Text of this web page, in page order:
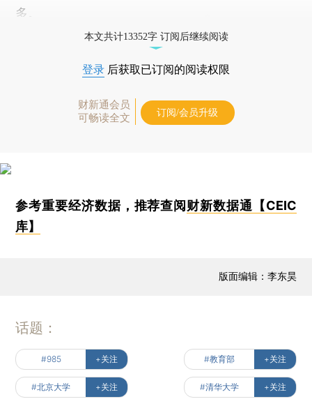
多。
本文共计13352字 订阅后继续阅读
登录 后获取已订阅的阅读权限
财新通会员
可畅读全文
订阅/会员升级
参考重要经济数据，推荐查阅 财新数据通【CEIC
库】
版面编辑：李东昊
话题：
#985 +关注 #教育部 +关注
#北京大学 +关注 #清华大学 +关注